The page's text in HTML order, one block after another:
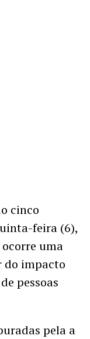
cinco
feira (6),
uma
do impacto
pessoas
pela a